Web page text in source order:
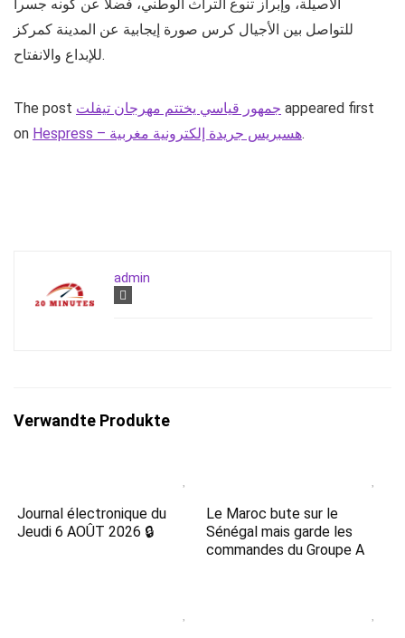
الأصيلة، وإبراز تنوع التراث الوطني، فضلا عن كونه جسرا
للتواصل بين الأجيال كرس صورة إيجابية عن المدينة كمركز
للإبداع والانفتاح.
The post جمهور قياسي يختتم مهرجان تيفلت appeared first
on
Hespress – هسبريس جريدة إلكترونية مغربية.
admin
Verwandte Produkte
Journal électronique du
Jeudi 6 AOÛT 2026 🔒
Le Maroc bute sur le
Sénégal mais garde les
commandes du Groupe A